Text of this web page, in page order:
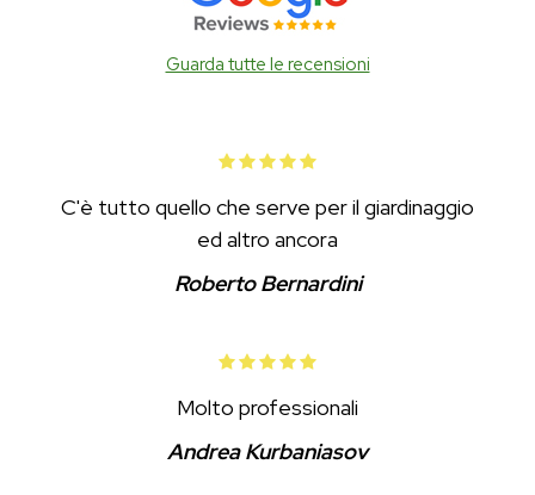
Guarda tutte le recensioni
C'è tutto quello che serve per il giardinaggio
ed altro ancora
Roberto Bernardini
Molto professionali
Andrea Kurbaniasov